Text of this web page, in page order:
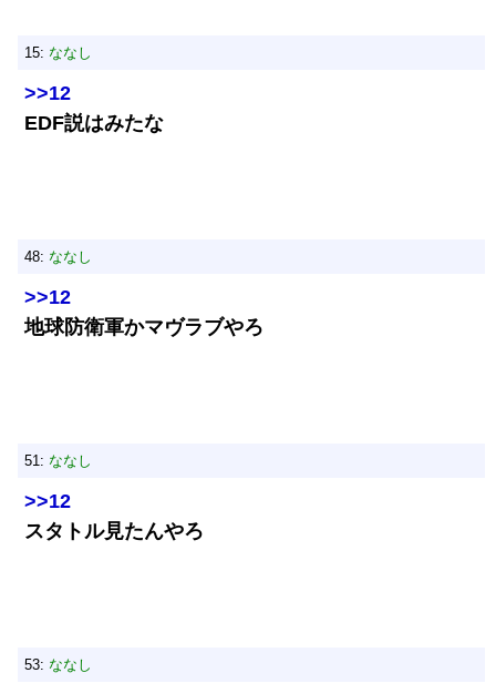
15: ななし
>>12
EDF説はみたな
48: ななし
>>12
地球防衛軍かマヴラブやろ
51: ななし
>>12
スタトル見たんやろ
53: ななし